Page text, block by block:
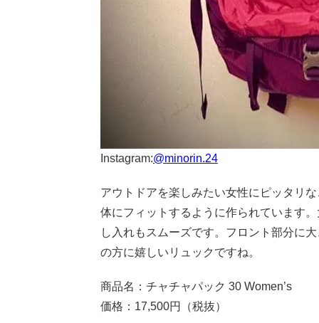
Instagram:@minorin.24
アウトドアを楽しみたい女性にピッタリ
体にフィットするように作られています
し入れもスムーズです。フロント部分に
の方に嬉しいリュックですね。
商品名：チャチャパック 30 Women’s
価格：17,500円（税抜）